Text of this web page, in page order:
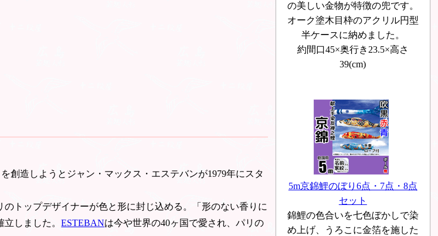
創造しようとジャン・マックス・エステバンが1979年にスタ
トップデザイナーが色と形に封じ込める。「形のない香りに
立しました。ESTEBANは今や世界の40ヶ国で愛され、パリの
の美しい金物が特徴の兜です。
オーク塗木目枠のアクリル円型
半ケースに納めました。
約間口45×奥行き23.5×高さ
39(cm)
5m京錦鯉のぼり6点・7点・8点
セット
錦鯉の色合いを七色ぼかしで染
め上げ、うろこに金箔を施した